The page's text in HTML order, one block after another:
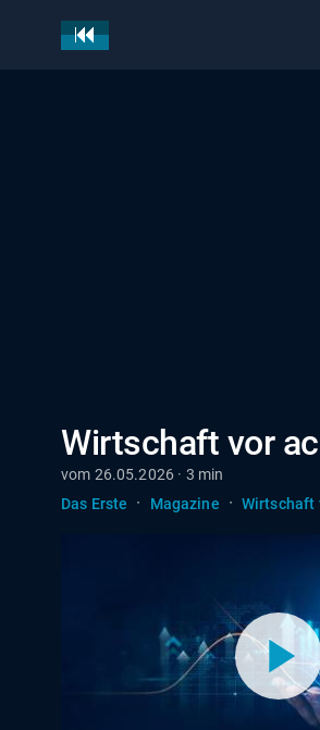
Wirtschaft vor
vom 26.05.2026 · 3 min
Das Erste
· Magazine · Wirtschaft